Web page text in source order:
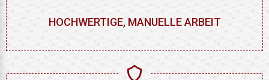
HOCHWERTIGE, MANUELLE ARBEIT